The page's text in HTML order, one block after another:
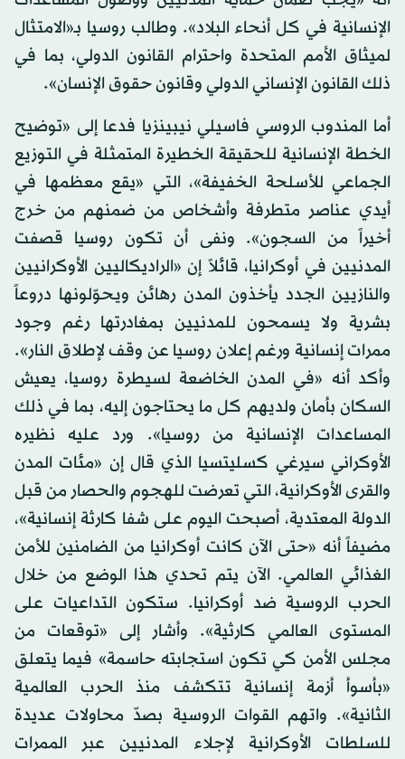
الإنسانية في كل أنحاء البلاد». وطالب روسيا بـ«الامتثال
لميثاق الأمم المتحدة واحترام القانون الدولي، بما في
ذلك القانون الإنساني الدولي وقانون حقوق الإنسان».
أما المندوب الروسي فاسيلي نيبينزيا فدعا إلى «توضيح
الخطة الإنسانية للحقيقة الخطيرة المتمثلة في التوزيع
الجماعي للأسلحة الخفيفة»، التي «يقع معظمها في
أيدي عناصر متطرفة وأشخاص من ضمنهم من خرج
أخيراً من السجون». ونفى أن تكون روسيا قصفت
المدنيين في أوكرانيا، قائلاً إن «الراديكاليين الأوكرانيين
والنازيين الجدد يأخذون المدن رهائن ويحوّلونها دروعاً
بشرية ولا يسمحون للمدنيين بمغادرتها رغم وجود
ممرات إنسانية ورغم إعلان روسيا عن وقف لإطلاق النار».
وأكد أنه «في المدن الخاضعة لسيطرة روسيا، يعيش
السكان بأمان ولديهم كل ما يحتاجون إليه، بما في ذلك
المساعدات الإنسانية من روسيا». ورد عليه نظيره
الأوكراني سيرغي كسليتسيا الذي قال إن «مئات المدن
والقرى الأوكرانية، التي تعرضت للهجوم والحصار من قبل
الدولة المعتدية، أصبحت اليوم على شفا كارثة إنسانية»،
مضيفاً أنه «حتى الآن كانت أوكرانيا من الضامنين للأمن
الغذائي العالمي. الآن يتم تحدي هذا الوضع من خلال
الحرب الروسية ضد أوكرانيا. ستكون التداعيات على
المستوى العالمي كارثية». وأشار إلى «توقعات من
مجلس الأمن كي تكون استجابته حاسمة» فيما يتعلق
«بأسوأ أزمة إنسانية تتكشف منذ الحرب العالمية
الثانية». واتهم القوات الروسية بصدّ محاولات عديدة
للسلطات الأوكرانية لإجلاء المدنيين عبر الممرات